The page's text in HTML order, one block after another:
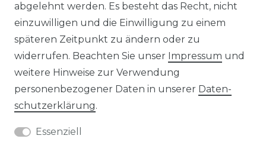
Unsere Zahlungsmöglichkeiten
Wir versenden mit
abgelehnt werden. Es besteht das Recht, nicht
einzuwilligen und die Einwilligung zu einem
späteren Zeitpunkt zu ändern oder zu
widerrufen. Beachten Sie unser Impressum und
weitere Hinweise zur Verwendung
personenbezogener Daten in unserer Daten­
schutz­erklärung.
Essenziell